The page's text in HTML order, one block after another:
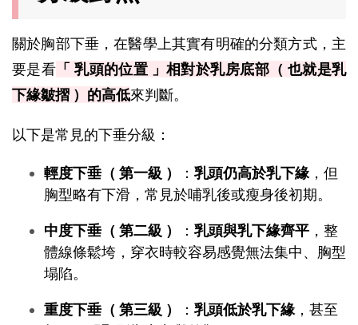
關於胸部下垂，在醫學上其實有明確的分類方式，主
要是看 「 乳頭的位置 」相對於乳房底部（ 也就是乳
下緣皺摺 ）的高低來判斷。
以下是常見的下垂分級：
輕度下垂（ 第一級 ） ： 乳頭仍高於乳下緣，但
胸型略有下滑，常見於哺乳後或瘦身後初期。
中度下垂（ 第二級 ） ： 乳頭與乳下緣齊平 ，整
體線條鬆垮，穿衣時較容易感覺無法集中、胸型
塌陷。
重度下垂（ 第三級 ） ： 乳頭低於乳下緣，甚至